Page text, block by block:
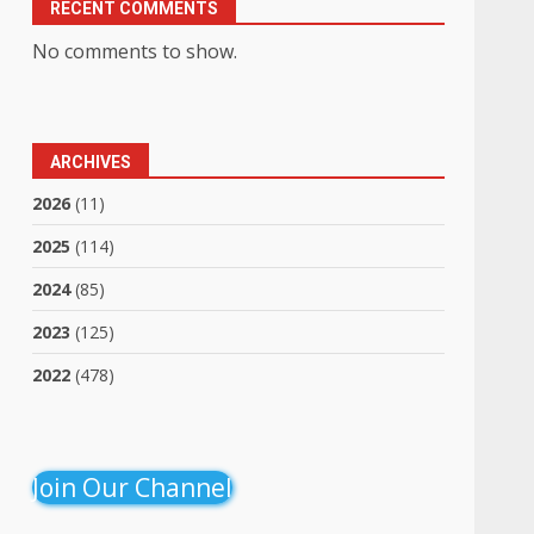
RECENT COMMENTS
No comments to show.
ARCHIVES
2026 (11)
2025 (114)
2024(85)
2023 (125)
2022 (478)
Join Our Channel